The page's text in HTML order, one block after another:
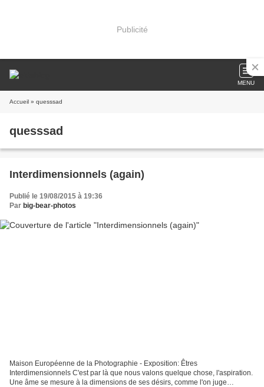
Publicité
MENU
Accueil » quesssad
quesssad
Interdimensionnels (again)
Publié le 19/08/2015 à 19:36
Par big-bear-photos
Maison Européenne de la Photographie - Exposition: Êtres
Interdimensionnels C'est par là que nous valons quelque chose, l'aspiration.
Une âme se mesure à la dimensions de ses désirs, comme l'on juge